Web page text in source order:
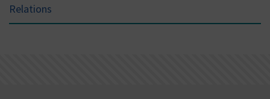
Relations